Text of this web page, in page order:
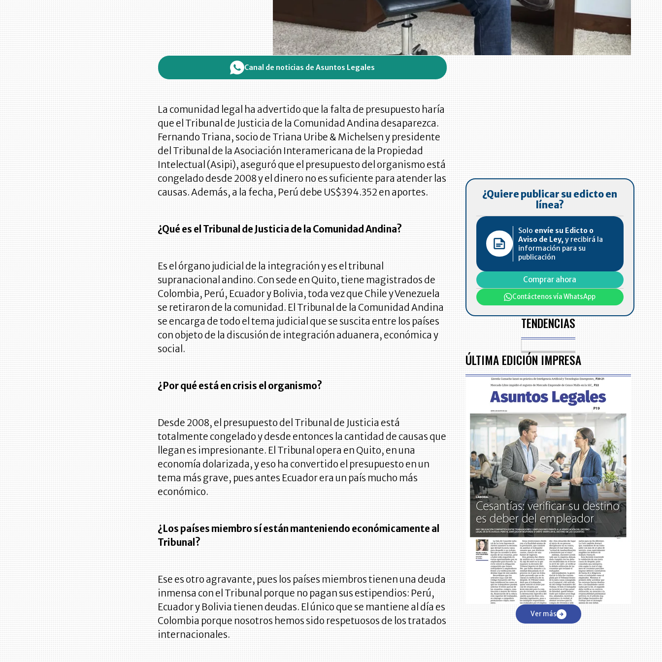
Canal de noticias de Asuntos Legales
La comunidad legal ha advertido que la falta de presupuesto haría
que el Tribunal de Justicia de la Comunidad Andina desaparezca.
Fernando Triana, socio de Triana Uribe & Michelsen y presidente
del Tribunal de la Asociación Interamericana de la Propiedad
Intelectual (Asipi), aseguró que el presupuesto del organismo está
congelado desde 2008 y el dinero no es suficiente para atender las
causas. Además, a la fecha, Perú debe US$394.352 en aportes.
¿Qué es el Tribunal de Justicia de la Comunidad Andina?
Es el órgano judicial de la integración y es el tribunal
supranacional andino. Con sede en Quito, tiene magistrados de
Colombia, Perú, Ecuador y Bolivia, toda vez que Chile y Venezuela
se retiraron de la comunidad. El Tribunal de la Comunidad Andina
se encarga de todo el tema judicial que se suscita entre los países
con objeto de la discusión de integración aduanera, económica y
social.
¿Por qué está en crisis el organismo?
Desde 2008, el presupuesto del Tribunal de Justicia está
totalmente congelado y desde entonces la cantidad de causas que
llegan es impresionante. El Tribunal opera en Quito, en una
economía dolarizada, y eso ha convertido el presupuesto en un
tema más grave, pues antes Ecuador era un país mucho más
económico.
¿Los países miembro sí están manteniendo económicamente al
Tribunal?
Ese es otro agravante, pues los países miembros tienen una deuda
inmensa con el Tribunal porque no pagan sus estipendios: Perú,
Ecuador y Bolivia tienen deudas. El único que se mantiene al día es
Colombia porque nosotros hemos sido respetuosos de los tratados
internacionales.
¿Quiere publicar su edicto en
línea?
Solo envíe su Edicto o
Aviso de Ley, y recibirá la
información para su
publicación
Comprar ahora
Contáctenos vía WhatsApp
TENDENCIAS
ÚLTIMA EDICIÓN IMPRESA
Ver más